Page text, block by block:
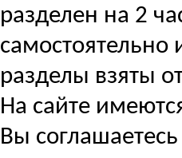
разделен на 2
самостоятельно
разделы взяты
На сайте
Вы